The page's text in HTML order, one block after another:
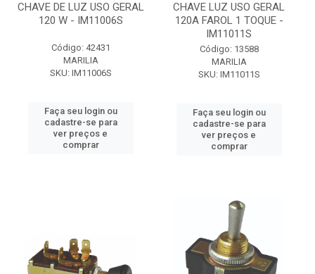
CHAVE DE LUZ USO GERAL
120 W - IM11006S
Código: 42431
MARILIA
SKU: IM11006S
Faça seu login ou
cadastre-se para
ver preços e
comprar
CHAVE LUZ USO GERAL
120A FAROL 1 TOQUE -
IM11011S
Código: 13588
MARILIA
SKU: IM11011S
Faça seu login ou
cadastre-se para
ver preços e
comprar